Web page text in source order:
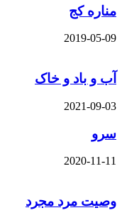
مناره کج
2019-05-09
آب و باد و خاک
2021-09-03
سرو
2020-11-11
وصیت مرد مجرد